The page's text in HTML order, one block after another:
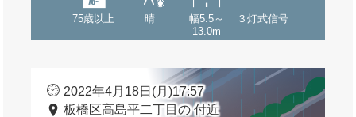
75歳以上 晴
幅5.5～
13.0m
３灯式信号
2022年4月18日(月)17:57
板橋区高島平二丁目の 付近